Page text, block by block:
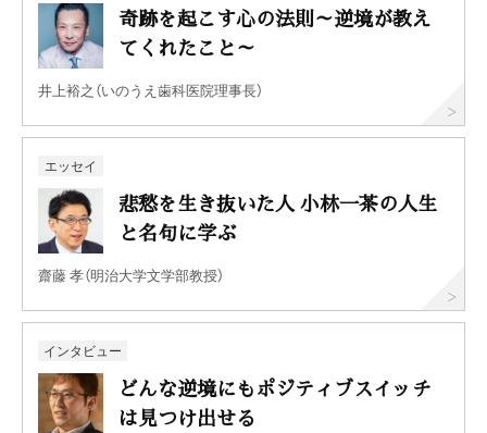
奇跡を起こす心の法則～逆境が教え
てくれたこと～
井上裕之（いのうえ歯科医院理事長）
エッセイ
悲愁を生き抜いた人 小林一茶の人生
と名句に学ぶ
齋藤 孝（明治大学文学部教授）
インタビュー
どんな逆境にもポジティブスイッチ
は見つけ出せる